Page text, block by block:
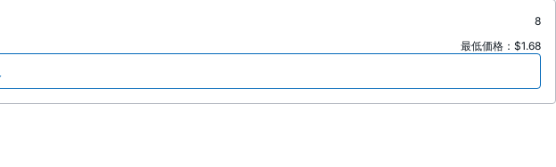
8
最低価格：$1.68